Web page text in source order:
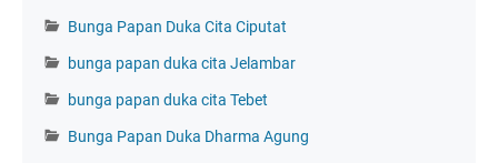
Bunga Papan Duka Cita Ciputat
bunga papan duka cita Jelambar
bunga papan duka cita Tebet
Bunga Papan Duka Dharma Agung